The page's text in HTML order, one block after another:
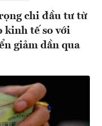
chi đầu tư từ
kinh tế so với
giảm dần qua